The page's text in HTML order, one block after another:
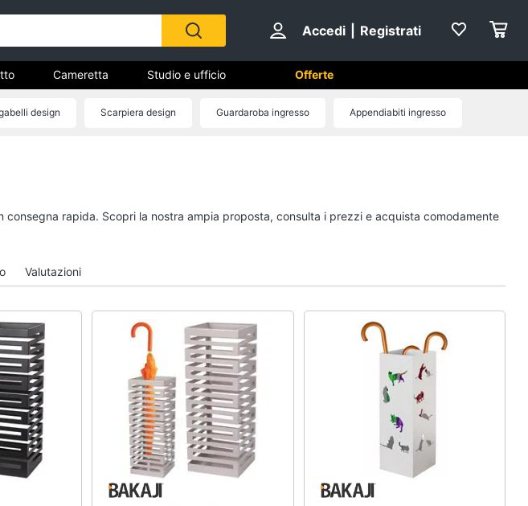
Accedi Registrati
Vedi tutti Vedi tutti
Mobili ingresso
Mobili
Mobili bagno
Divani
Divano letto
Comodini
Vedi tutti
Cameretta Studio e ufficio Offerte
design Scarpiera design Guardaroba ingresso Appendiabiti ingresso
rapida. Scopri la nostra ampia proposta, consulta i prezzi e acquista comodamente
Valutazioni